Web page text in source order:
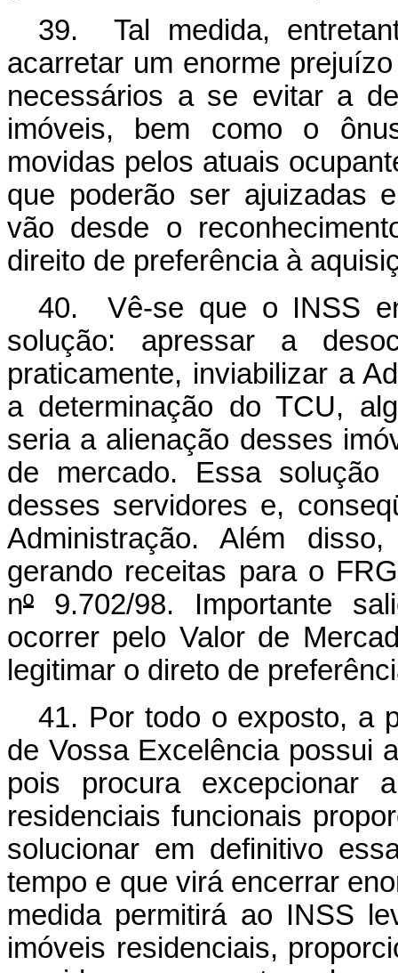
39. Tal medida,
acarretar um enorme
necessários a se evitar a
imóveis, bem como o
movidas pelos atuais
que poderão ser ajuizadas
vão desde o
direito de preferência à
40. Vê-se que o INSS
solução: apressar a
praticamente, inviabilizar a
a determinação do TCU,
seria a alienação desses
de mercado. Essa
desses servidores e,
Administração. Além
gerando receitas para o
nº 9.702/98. Importante
ocorrer pelo Valor de
legitimar o direto de
41. Por todo o exposto, a
de Vossa Excelência possui
pois procura excepcionar
residenciais funcionais
solucionar em definitivo
tempo e que virá encerrar
medida permitirá ao INSS
imóveis residenciais,